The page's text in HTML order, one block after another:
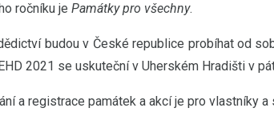
ročníku je Památky pro všechny.
budou v České republice probíhat od
2021 se uskuteční v Uherském Hradišti v
a registrace památek a akcí je pro vlastníky